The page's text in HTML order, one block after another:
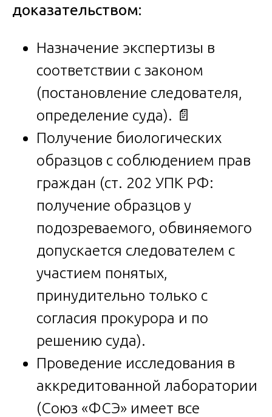
доказательством:
Назначение экспертизы в
соответствии с законом
(постановление следователя,
определение суда). 📄
Получение биологических
образцов с соблюдением прав
граждан (ст. 202 УПК РФ:
получение образцов у
подозреваемого, обвиняемого
допускается следователем с
участием понятых,
принудительно только с
согласия прокурора и по
решению суда).
Проведение исследования в
аккредитованной лаборатории
(Союз «ФСЭ» имеет все